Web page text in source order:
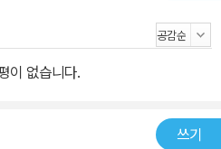
이 없습니다.
쓰기